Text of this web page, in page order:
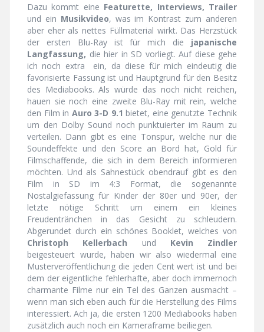
Dazu kommt eine Featurette, Interviews, Trailer
und ein Musikvideo, was im Kontrast zum anderen
aber eher als nettes Füllmaterial wirkt. Das Herzstück
der ersten Blu-Ray ist für mich die japanische
Langfassung, die hier in SD vorliegt. Auf diese gehe
ich noch extra ein, da diese für mich eindeutig die
favorisierte Fassung ist und Hauptgrund für den Besitz
des Mediabooks. Als würde das noch nicht reichen,
hauen sie noch eine zweite Blu-Ray mit rein, welche
den Film in Auro 3-D 9.1 bietet, eine genutzte Technik
um den Dolby Sound noch punktuierter im Raum zu
verteilen. Dann gibt es eine Tonspur, welche nur die
Soundeffekte und den Score an Bord hat, Gold für
Filmschaffende, die sich in dem Bereich informieren
möchten. Und als Sahnestück obendrauf gibt es den
Film in SD im 4:3 Format, die sogenannte
Nostalgiefassung für Kinder der 80er und 90er, der
letzte nötige Schritt um einem ein kleines
Freudentränchen in das Gesicht zu schleudern.
Abgerundet durch ein schönes Booklet, welches von
Christoph Kellerbach und Kevin Zindler
beigesteuert wurde, haben wir also wiedermal eine
Musterveröffentlichung die jeden Cent wert ist und bei
dem der eigentliche fehlerhafte, aber doch immernoch
charmante Filme nur ein Tel des Ganzen ausmacht –
wenn man sich eben auch für die Herstellung des Films
interessiert. Ach ja, die ersten 1200 Mediabooks haben
zusätzlich auch noch ein Kameraframe beiliegen.